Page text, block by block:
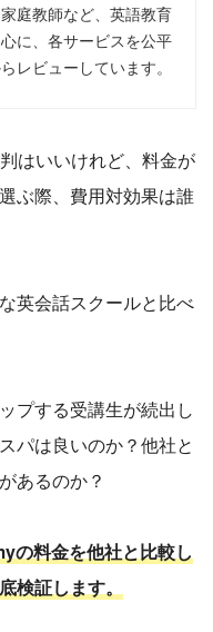
庭教師など、英語教育
に、各サービスを公平
レビューしています。
はいいけれど、料金が
ぶ際、費用対効果は誰
英会話スクールと比べ
プする受講生が続出し
パは良いのか？他社と
あるのか？
料金を他社と比較し
検証します。